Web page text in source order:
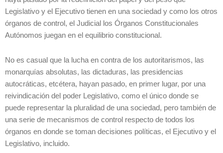
Legislativo y el Ejecutivo tienen en una sociedad y como los otros
órganos de control, el Judicial los Órganos Constitucionales
Autónomos juegan en el equilibrio constitucional.
No es casual que la lucha en contra de los autoritarismos, las
monarquías absolutas, las dictaduras, las presidencias
autocráticas, etcétera, hayan pasado, en primer lugar, por una
reivindicación del poder Legislativo, como el único donde se
puede representar la pluralidad de una sociedad, pero también de
una serie de mecanismos de control respecto de todos los
órganos en donde se toman decisiones políticas, el Ejecutivo y el
Legislativo, incluido.